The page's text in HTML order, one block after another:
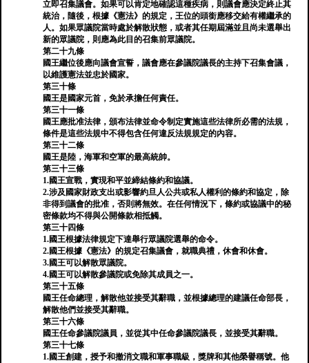
立即召集議會。如果可以肯定地確認這種疾病，則議會應決定終止其
統治，隨後，根據《憲法》的規定，王位的頭銜應移交給有權繼承的
人。如果眾議院當時處於解散狀態，或者其任期屆滿並且尚未選舉出
新的眾議院，則應為此目的召集前眾議院。
第二十九條
國王繼位後應向議會宣誓，議會應在參議院議長的主持下召集會議，
以維護憲法並忠於國家。
第三十條
國王是國家元首，免於承擔任何責任。
第三十一條
國王應批准法律，頒布法律並命令制定實施這些法律所必需的法規，
條件是這些法規中不得包含任何違反法規規定的內容。
第三十二條
國王是陸，海軍和空軍的最高統帥。
第三十三條
1.國王宣戰，實現和平並締結條約和協議。
2.涉及國家財政支出或影響約旦人公共或私人權利的條約和協定，除
非得到議會的批准，否則將無效。在任何情況下，條約或協議中的秘
密條款均不得與公開條款相抵觸。
第三十四條
1.國王根據法律規定下達舉行眾議院選舉的命令。
2.國王根據《憲法》的規定召集議會，就職典禮，休會和休會。
3.國王可以解散眾議院。
4.國王可以解散參議院或免除其成員之一。
第三十五條
國王任命總理，解散他並接受其辭職，並根據總理的建議任命部長，
解散他們並接受其辭職。
第三十六條
國王任命參議院議員，並從其中任命參議院議長，並接受其辭職。
第三十七條
1.國王創建，授予和撤消文職和軍事職級，獎牌和其他榮譽稱號。他